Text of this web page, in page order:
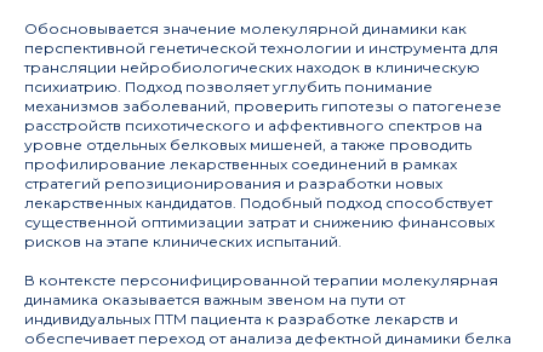
Обосновывается значение молекулярной динамики как
перспективной генетической технологии и инструмента для
трансляции нейробиологических находок в клиническую
психиатрию. Подход позволяет углубить понимание
механизмов заболеваний, проверить гипотезы о патогенезе
расстройств психотического и аффективного спектров на
уровне отдельных белковых мишеней, а также проводить
профилирование лекарственных соединений в рамках
стратегий репозиционирования и разработки новых
лекарственных кандидатов. Подобный подход способствует
существенной оптимизации затрат и снижению финансовых
рисков на этапе клинических испытаний.
В контексте персонифицированной терапии молекулярная
динамика оказывается важным звеном на пути от
индивидуальных ПТМ пациента к разработке лекарств и
обеспечивает переход от анализа дефектной динамики белка
Совет Российской академии
наук
по персонализированной
медицине